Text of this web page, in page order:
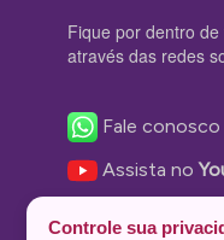
Fique por dentro
através das redes
Fale
Assista no
Controle sua